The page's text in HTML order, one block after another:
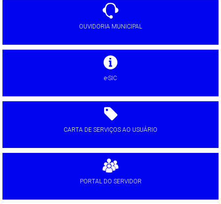
OUVIDORIA MUNICIPAL
e-SIC
CARTA DE SERVIÇOS AO USUÁRIO
PORTAL DO SERVIDOR